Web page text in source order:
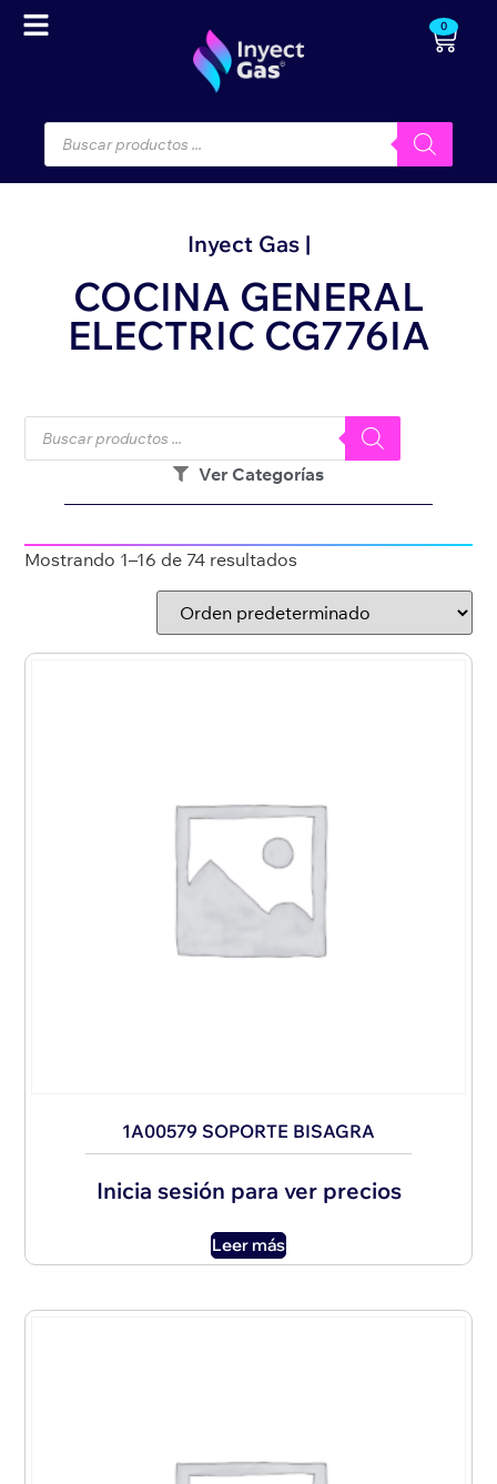
0
Inyect Gas |
COCINA GENERAL
ELECTRIC CG776IA
Ver Categorías
Mostrando 1–16 de 74 resultados
1A00579 SOPORTE BISAGRA
Inicia sesión para ver precios
Leer más